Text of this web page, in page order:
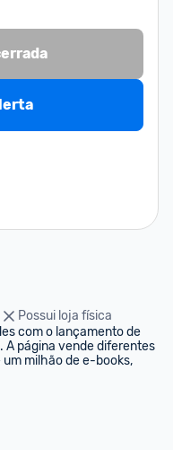
Possui loja física
com o lançamento de
A página vende diferentes
um milhão de e-books,